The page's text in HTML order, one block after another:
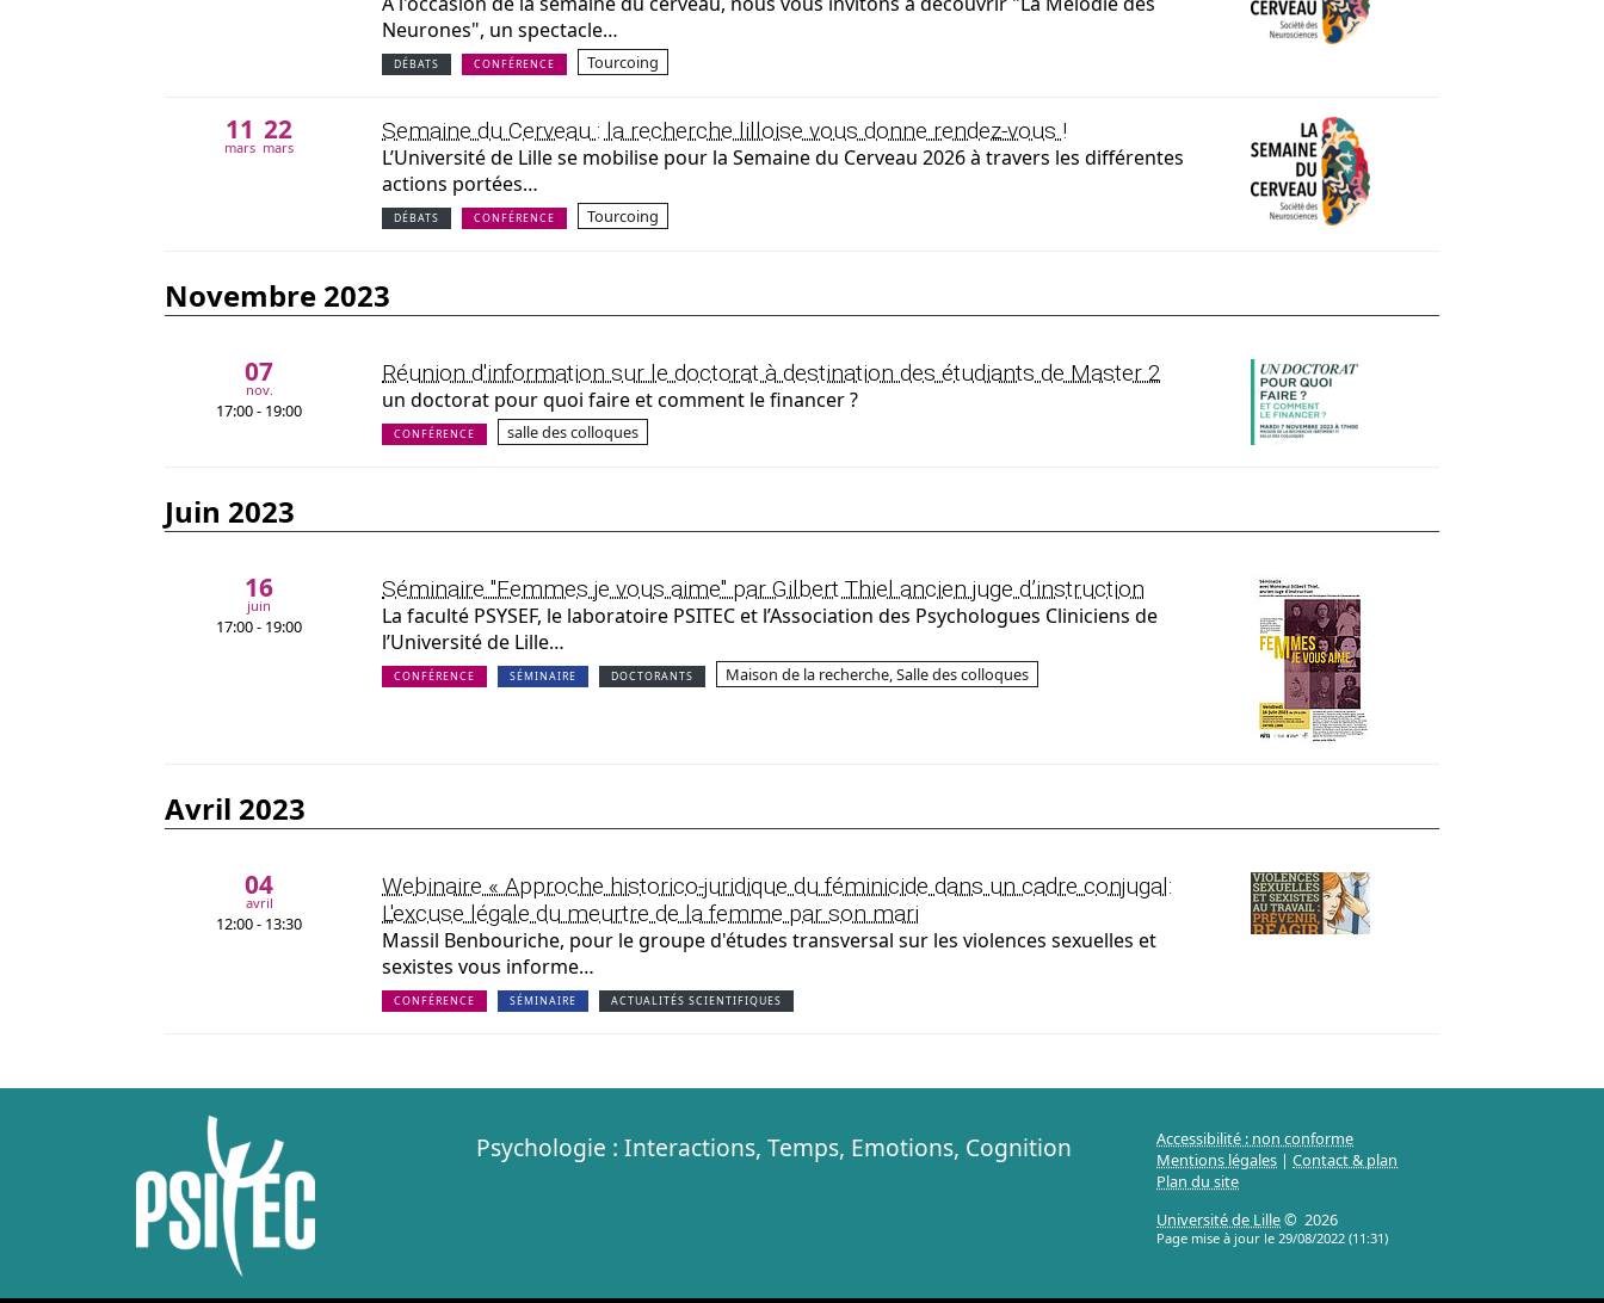
Neurones", un spectacle…
DÉBATS CONFÉRENCE Tourcoing
11
mars
22
mars
Semaine du Cerveau : la recherche lilloise vous donne rendez-vous !
L’Université de Lille se mobilise pour la Semaine du Cerveau 2026 à travers les différentes
actions portées…
DÉBATS CONFÉRENCE Tourcoing
novembre 2023
07
nov.
17:00 - 19:00
Réunion d'information sur le doctorat à destination des étudiants de Master 2
un doctorat pour quoi faire et comment le financer ?
CONFÉRENCE salle des colloques
juin 2023
16
juin
17:00 - 19:00
Séminaire "Femmes je vous aime" par Gilbert Thiel ancien juge d’instruction
La faculté PSYSEF, le laboratoire PSITEC et l’Association des Psychologues Cliniciens de
l’Université de Lille…
CONFÉRENCE SÉMINAIRE DOCTORANTS Maison de la recherche, Salle des colloques
avril 2023
04
avril
12:00 - 13:30
Webinaire « Approche historico-juridique du féminicide dans un cadre conjugal:
L'excuse légale du meurtre de la femme par son mari
Massil Benbouriche, pour le groupe d'études transversal sur les violences sexuelles et
sexistes vous informe…
CONFÉRENCE SÉMINAIRE ACTUALITÉS SCIENTIFIQUES
Psychologie : Interactions, Temps, Emotions, Cognition
Accessibilité : non conforme
Mentions légales | Contact & plan
Plan du site
Université de Lille© 2026
Page mise à jour le 29/08/2022 (11:31)